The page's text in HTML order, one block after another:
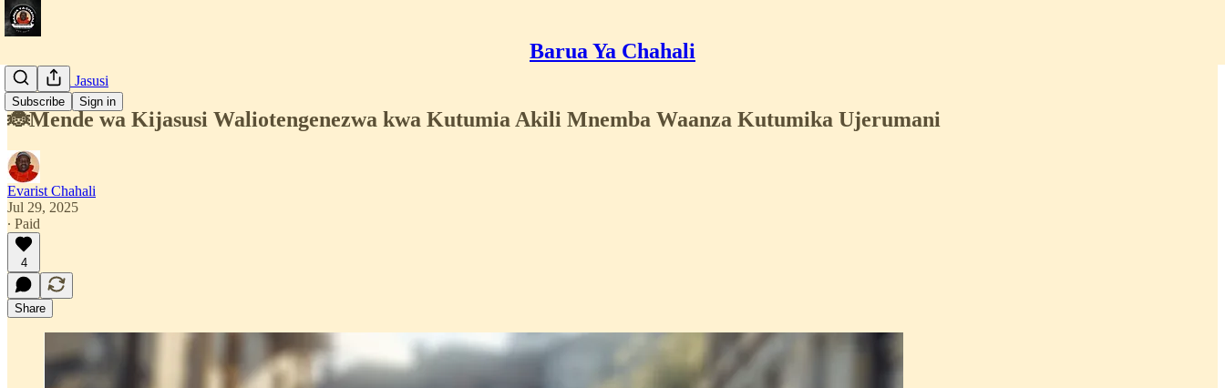
Barua Ya Chahali
Subscribe Sign in
Simulizi za Jasusi
🐞Mende wa Kijasusi Waliotengenezwa kwa Kutumia Akili Mnemba Waanza Kutumika Ujerumani
Evarist Chahali
Jul 29, 2025
∙ Paid
4
Share